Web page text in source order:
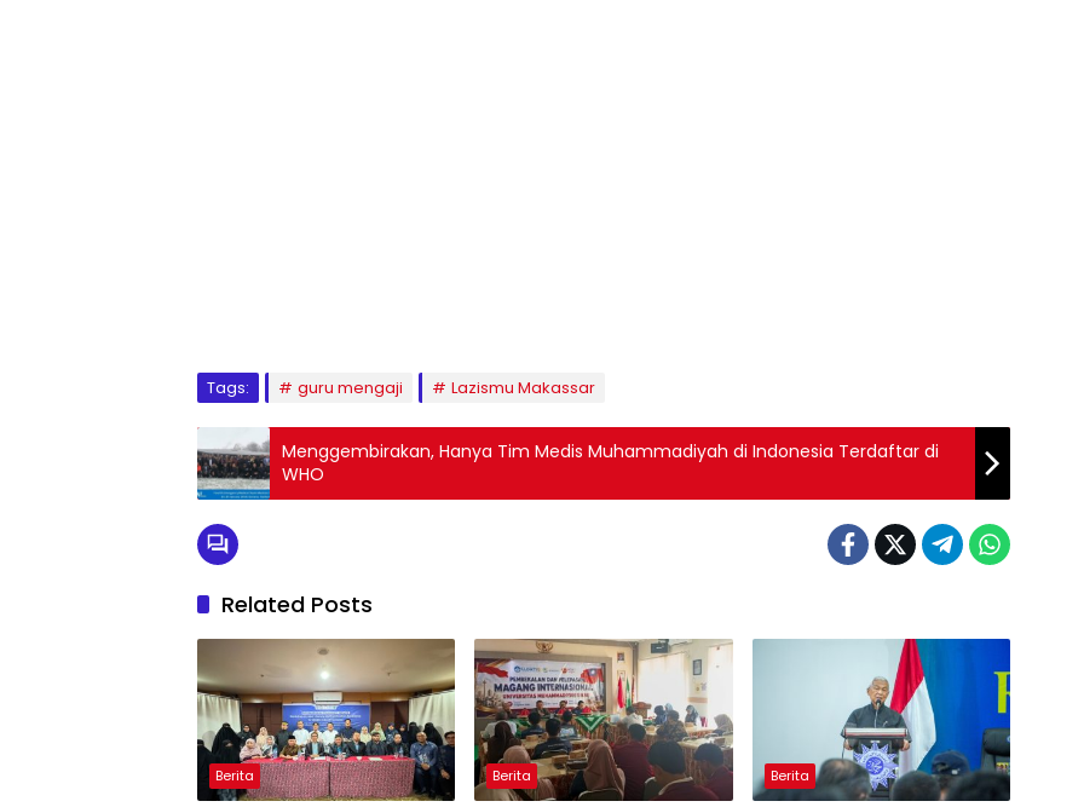
Tags: guru mengaji Lazismu Makassar
Menggembirakan, Hanya Tim Medis Muhammadiyah di Indonesia Terdaftar di
WHO
Related Posts
Berita Berita Berita